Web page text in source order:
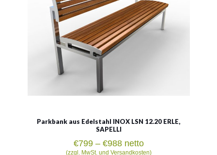
Parkbank aus Edelstahl INOX LSN 12.20 ERLE,
SAPELLI
€799 – €988Preisspanne:
€799
netto
(zzgl. MwSt. und Versandkosten)